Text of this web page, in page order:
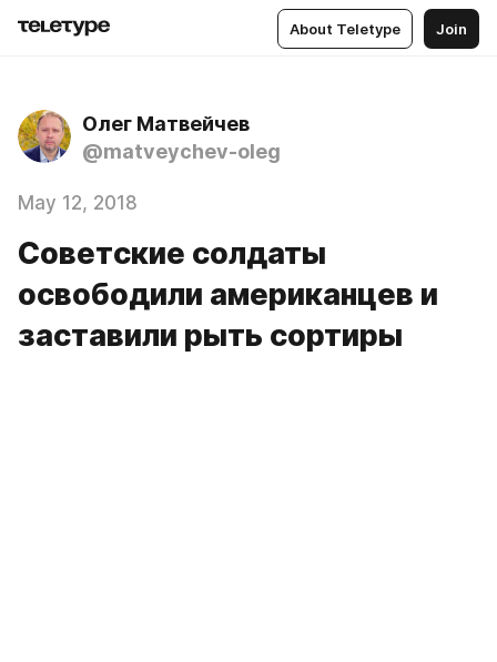
About Teletype Join
Олег Матвейчев
@matveychev-oleg
May 12, 2018
Советские солдаты
освободили американцев и
заставили рыть сортиры